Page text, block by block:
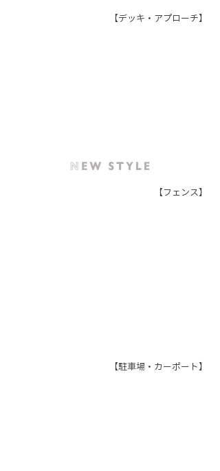
【デッキ・アプローチ】
【フェンス】
【駐車場・カーポート】